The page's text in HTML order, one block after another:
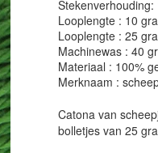
Looplengte : 10
Looplengte : 25
Machinewas : 40
Materiaal : 100%
Merknaam :
Catona van
bolletjes van 25